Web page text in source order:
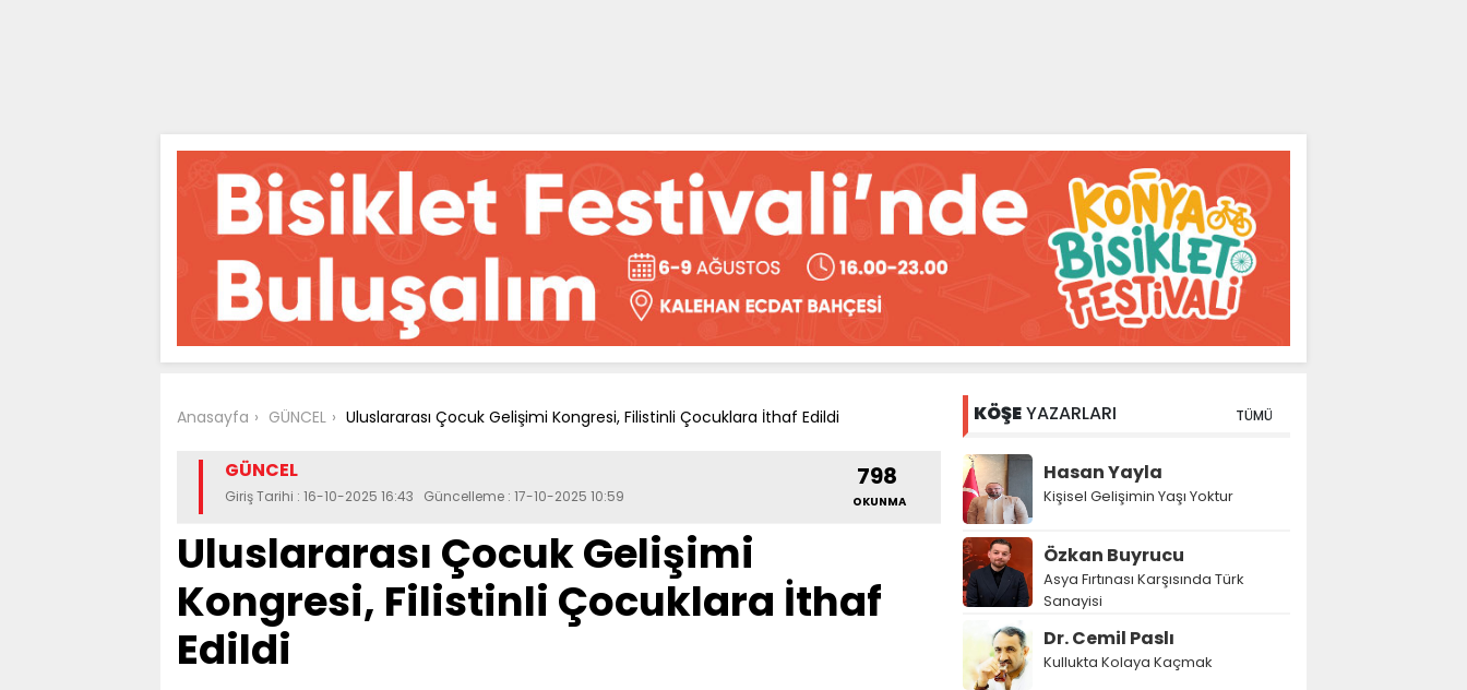
Anasayfa GÜNCEL Uluslararası Çocuk Gelişimi Kongresi, Filistinli Çocuklara İthaf Edildi
GÜNCEL
Giriş Tarihi : 16-10-2025 16:43 Güncelleme : 17-10-2025 10:59
798
OKUNMA
Uluslararası Çocuk Gelişimi
Kongresi, Filistinli Çocuklara İthaf
Edildi
KÖŞEYAZARLARI TÜMÜ
Hasan Yayla
Kişisel Gelişimin Yaşı Yoktur
Özkan Buyrucu
Asya Fırtınası Karşısında Türk
Sanayisi
Dr. Cemil Paslı
Kullukta Kolaya Kaçmak